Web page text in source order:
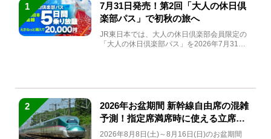
1
7月31日発売！第2回「大人の休日倶
楽部パス」で初秋の旅へ
JR東日本では、大人の休日倶楽部会員限定の
「大人の休日倶楽部パス」を2026年7月31日
2
2026年お盆期間 新幹線自由席の混雑
予測！指定席満席時に使える立席特
急券も解説
2026年8月8日(土)～8月16日(日)のお盆期間